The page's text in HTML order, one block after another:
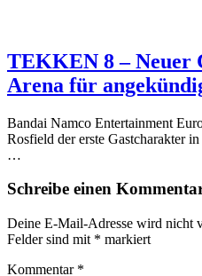
TEKKEN 8 – Neuer
Arena für
Bandai Namco Entertainment
Rosfield der erste Gastcharakter
…
Schreibe einen
Deine E-Mail-Adresse wird nicht
Felder sind mit * markiert
Kommentar *